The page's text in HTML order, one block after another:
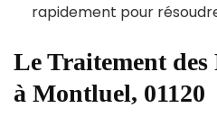
rapidement pour
Le Traitement
à Montluel, 01120